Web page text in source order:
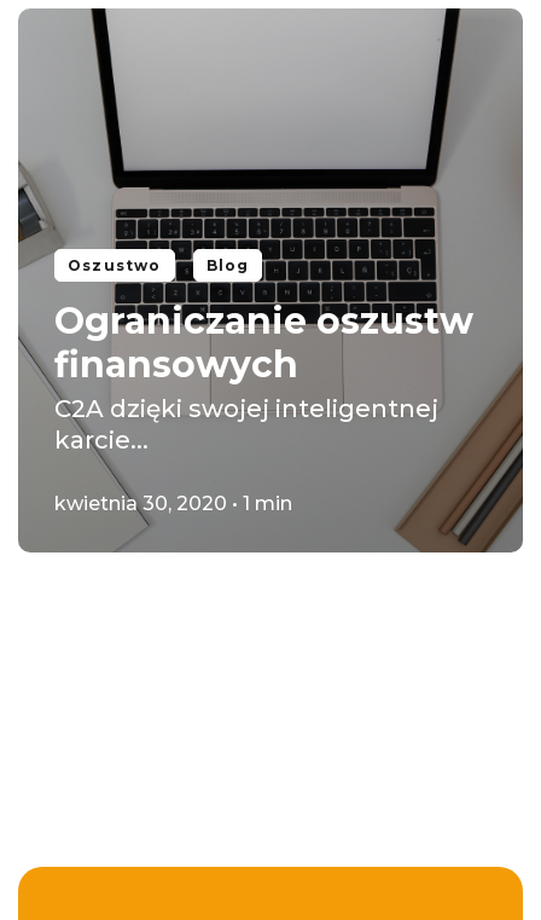
Oszustwo Blog
Ograniczanie oszustw
finansowych
C2A dzięki swojej inteligentnej
karcie...
kwietnia 30, 2020 • 1 min